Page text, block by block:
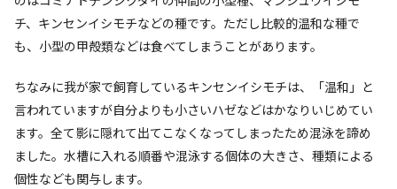
チ、キンセンイシモチなどの種です。ただし比較的温和な種で
も、小型の甲殻類などは食べてしまうことがあります。
ちなみに我が家で飼育しているキンセンイシモチは、「温和」と
言われていますが自分よりも小さいハゼなどはかなりいじめてい
ます。全て影に隠れて出てこなくなってしまったため混泳を諦め
ました。水槽に入れる順番や混泳する個体の大きさ、種類による
個性なども関与します。